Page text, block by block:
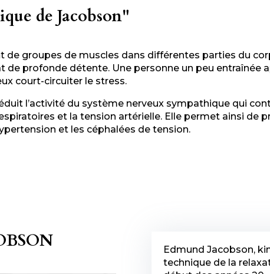
de Jacobson"
de groupes de muscles dans différentes parties du
de profonde détente. Une personne un peu entraînée
court-circuiter le stress.
l’activité du système nerveux sympathique qui
et la tension artérielle. Elle permet ainsi de
et les céphalées de tension.
Edmund Jacobson,
technique de la